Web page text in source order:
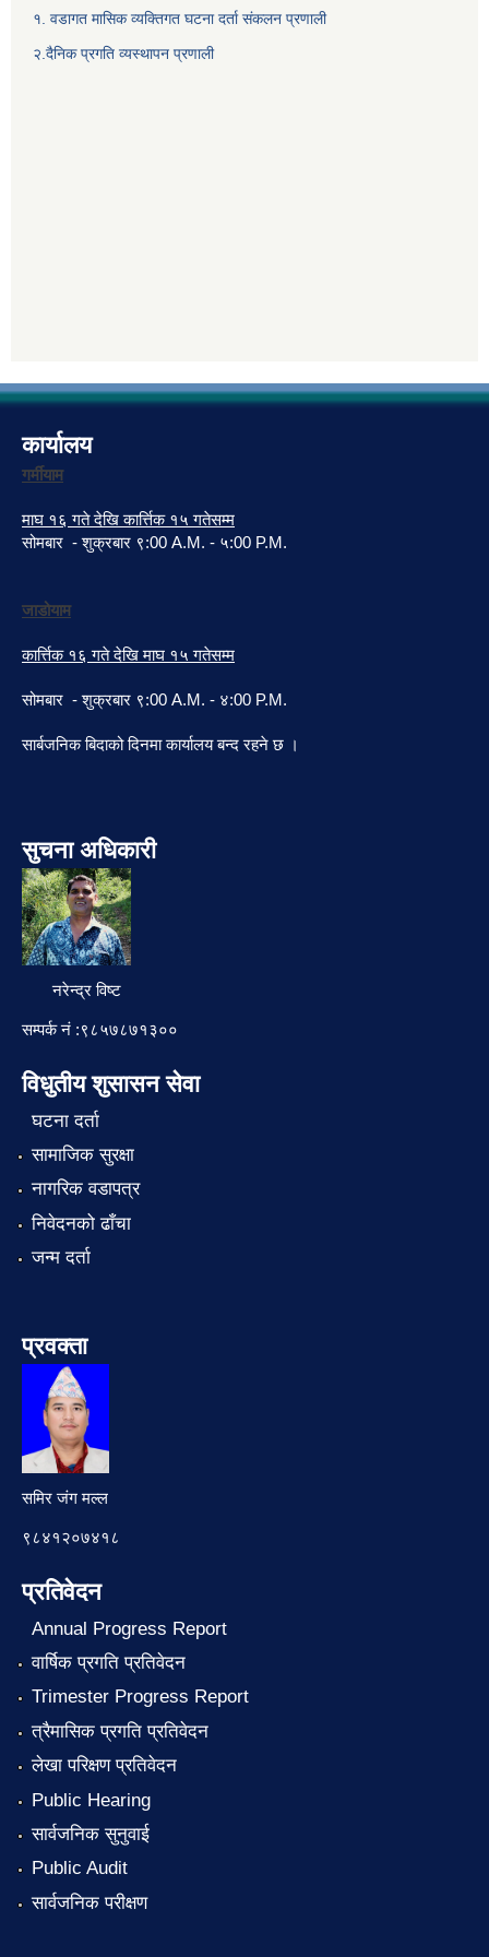
१. वडागत मासिक व्यक्तिगत घटना दर्ता संकलन प्रणाली
२.दैनिक प्रगति व्यस्थापन प्रणाली
कार्यालय
गर्मीयाम
माघ १६ गते देखि कार्त्तिक १५ गतेसम्म
सोमबार - शुक्रबार ९:00 A.M. - ५:00 P.M.
जाडोयाम
कार्त्तिक १६ गते देखि माघ १५ गतेसम्म
सोमबार - शुक्रबार ९:00 A.M. - ४:00 P.M.
सार्बजनिक बिदाको दिनमा कार्यालय बन्द रहने छ ।
सुचना अधिकारी
नरेन्द्र विष्ट
सम्पर्क नं :९८५७८७१३००
विधुतीय शुसासन सेवा
घटना दर्ता
सामाजिक सुरक्षा
नागरिक वडापत्र
निवेदनको ढाँचा
जन्म दर्ता
प्रवक्ता
समिर जंग मल्ल
९८४१२०७४१८
प्रतिवेदन
Annual Progress Report
वार्षिक प्रगति प्रतिवेदन
Trimester Progress Report
त्रैमासिक प्रगति प्रतिवेदन
लेखा परिक्षण प्रतिवेदन
Public Hearing
सार्वजनिक सुनुवाई
Public Audit
सार्वजनिक परीक्षण